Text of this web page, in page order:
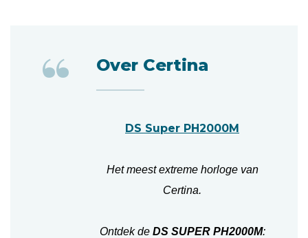
“ Over Certina
DS Super PH2000M
Het meest extreme horloge van
Certina.
Ontdek de DS SUPER PH2000M: